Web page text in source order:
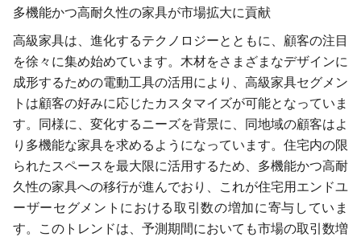
多機能かつ高耐久性の家具が市場拡大に貢献
高級家具は、進化するテクノロジーとともに、顧客の注目
を徐々に集め始めています。木材をさまざまなデザインに
成形するための電動工具の活用により、高級家具セグメン
トは顧客の好みに応じたカスタマイズが可能となっていま
す。同様に、変化するニーズを背景に、同地域の顧客はよ
り多機能な家具を求めるようになっています。住宅内の限
られたスペースを最大限に活用するため、多機能かつ高耐
久性の家具への移行が進んでおり、これが住宅用エンドユ
ーザーセグメントにおける取引数の増加に寄与していま
す。このトレンドは、予測期間においても市場の取引数増